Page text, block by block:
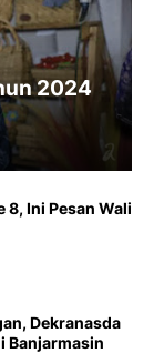
2024
8, Ini Pesan Wali
Dekranasda
Banjarmasin